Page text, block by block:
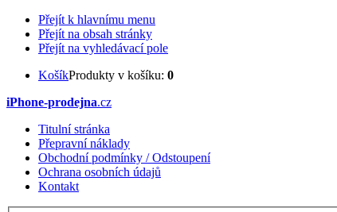
Přejít k hlavnímu menu
Přejít na obsah stránky
Přejít na vyhledávací pole
KošíkProdukty v košíku: 0
iPhone-prodejna.cz
Titulní stránka
Přepravní náklady
Obchodní podmínky / Odstoupení
Ochrana osobních údajů
Kontakt